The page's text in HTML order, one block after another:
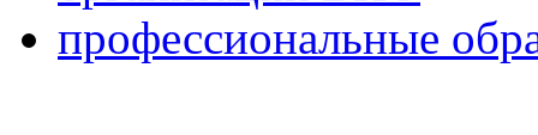
профессиональные